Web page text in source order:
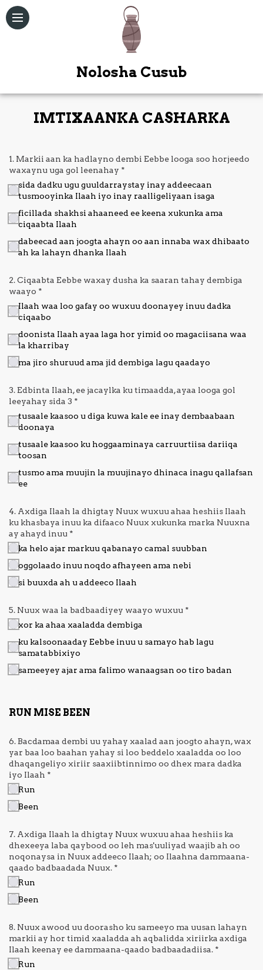
Maqal /
Muuqal
Kitaabka
Quduuska
Bogag
Nagala
xiriir
Nolosha Cusub
IMTIXAANKA CASHARKA
1. Markii aan ka hadlayno dembi Eebbe looga soo horjeedo
waxaynu uga gol leenahay *
sida dadku ugu guuldarraystay inay addeecaan
tusmooyinka Ilaah iyo inay raalligeliyaan isaga
ficillada shakhsi ahaaneed ee keena xukunka ama
ciqaabta Ilaah
dabeecad aan joogta ahayn oo aan innaba wax dhibaato
ah ka lahayn dhanka Ilaah
2. Ciqaabta Eebbe waxay dusha ka saaran tahay dembiga
waayo *
Ilaah waa loo gafay oo wuxuu doonayey inuu dadka
ciqaabo
doonista Ilaah ayaa laga hor yimid oo magaciisana waa
la kharribay
ma jiro shuruud ama jid dembiga lagu qaadayo
3. Edbinta Ilaah, ee jacaylka ku timaadda, ayaa looga gol
leeyahay sida 3 *
tusaale kaasoo u diga kuwa kale ee inay dembaabaan
doonaya
tusaale kaasoo ku hoggaaminaya carruurtiisa dariiqa
toosan
tusmo ama muujin la muujinayo dhinaca inagu qallafsan
ee
4. Axdiga Ilaah la dhigtay Nuux wuxuu ahaa heshiis Ilaah
ku khasbaya inuu ka difaaco Nuux xukunka marka Nuuxna
ay ahayd inuu *
ka helo ajar markuu qabanayo camal suubban
oggolaado inuu noqdo afhayeen ama nebi
si buuxda ah u addeeco Ilaah
5. Nuux waa la badbaadiyey waayo wuxuu *
xor ka ahaa xaaladda dembiga
ku kalsoonaaday Eebbe inuu u samayo hab lagu
samatabbixiyo
sameeyey ajar ama falimo wanaagsan oo tiro badan
RUN MISE BEEN
6. Bacdamaa dembi uu yahay xaalad aan joogto ahayn, wax
yar baa loo baahan yahay si loo beddelo xaaladda oo loo
dhaqangeliyo xiriir saaxiibtinnimo oo dhex mara dadka
iyo Ilaah *
Run
Been
7. Axdiga Ilaah la dhigtay Nuux wuxuu ahaa heshiis ka
dhexeeya laba qaybood oo leh mas'uuliyad waajib ah oo
noqonaysa in Nuux addeeco Ilaah; oo Ilaahna dammaana-
qaado badbaadada Nuux. *
Run
Been
8. Nuux awood uu doorasho ku sameeyo ma uusan lahayn
markii ay hor timid xaaladda ah aqbalidda xiriirka axdiga
Ilaah keenay ee dammaana-qaado badbaadadiisa. *
Run